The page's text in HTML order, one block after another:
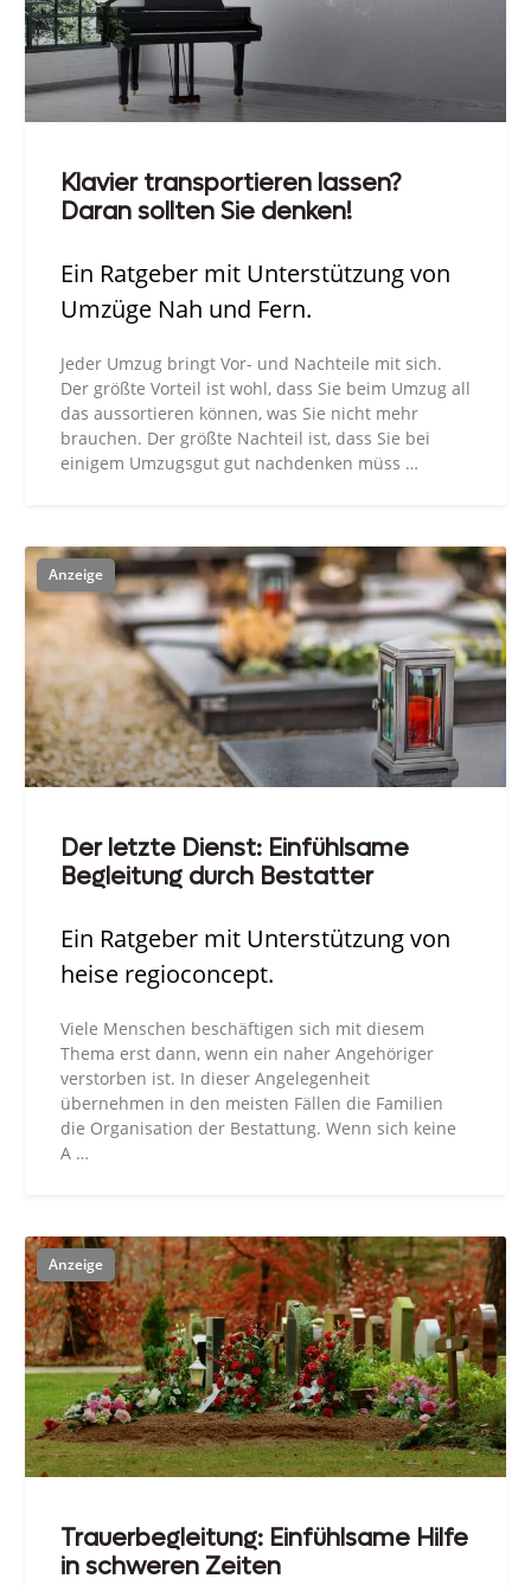
Klavier transportieren lassen?
Daran sollten Sie denken!
Ein Ratgeber mit Unterstützung von
Umzüge Nah und Fern.
Jeder Umzug bringt Vor- und Nachteile mit sich.
Der größte Vorteil ist wohl, dass Sie beim Umzug all
das aussortieren können, was Sie nicht mehr
brauchen. Der größte Nachteil ist, dass Sie bei
einigem Umzugsgut gut nachdenken müss …
Der letzte Dienst: Einfühlsame
Begleitung durch Bestatter
Ein Ratgeber mit Unterstützung von
heise regioconcept.
Viele Menschen beschäftigen sich mit diesem
Thema erst dann, wenn ein naher Angehöriger
verstorben ist. In dieser Angelegenheit
übernehmen in den meisten Fällen die Familien
die Organisation der Bestattung. Wenn sich keine
A …
Trauerbegleitung: Einfühlsame Hilfe
in schweren Zeiten